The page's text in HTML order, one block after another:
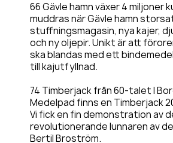
66 Gävle hamn växer 4 miljoner
muddras när Gävle hamn
stuffningsmagasin, nya kajer,
och ny oljepir. Unikt är att
ska blandas med ett
till kajutfyllnad.
74 Timberjack från 60-talet I
Medelpad finns en Timberjack
Vi fick en fin demonstration av
revolutionerande lunnaren av
Bertil Broström.